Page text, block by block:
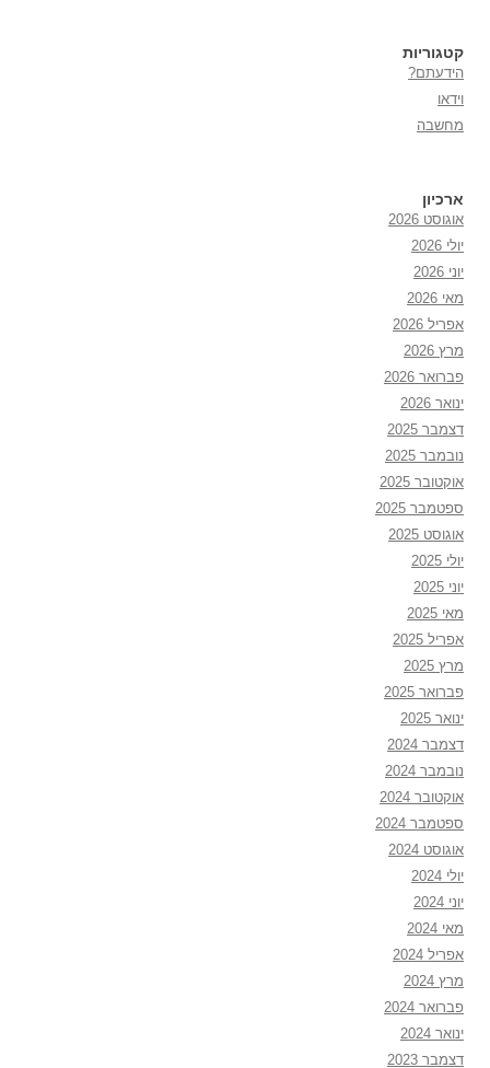
קטגוריות
הידעתם?
וידאו
מחשבה
ארכיון
אוגוסט 2026
יולי 2026
יוני 2026
מאי 2026
אפריל 2026
מרץ 2026
פברואר 2026
ינואר 2026
דצמבר 2025
נובמבר 2025
אוקטובר 2025
ספטמבר 2025
אוגוסט 2025
יולי 2025
יוני 2025
מאי 2025
אפריל 2025
מרץ 2025
פברואר 2025
ינואר 2025
דצמבר 2024
נובמבר 2024
אוקטובר 2024
ספטמבר 2024
אוגוסט 2024
יולי 2024
יוני 2024
מאי 2024
אפריל 2024
מרץ 2024
פברואר 2024
ינואר 2024
דצמבר 2023